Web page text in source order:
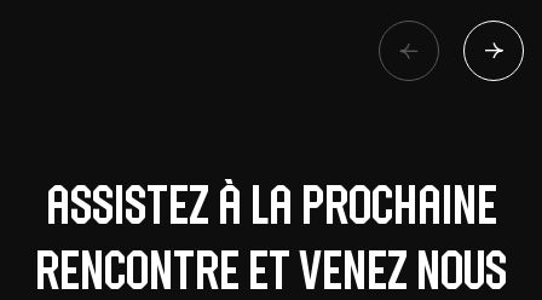
Assistez à la prochaine
rencontre et venez nous